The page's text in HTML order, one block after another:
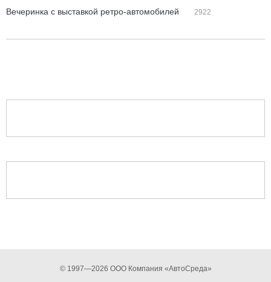
Вечеринка с выставкой ретро-автомобилей
2922
© 1997—2026 ООО Компания «АвтоСреда»